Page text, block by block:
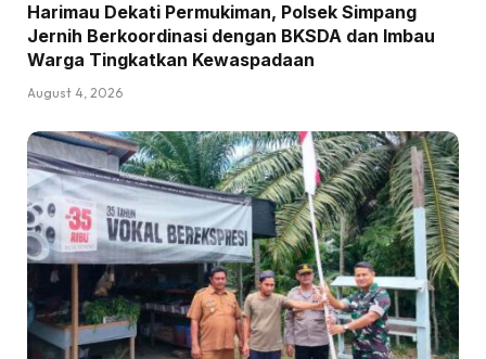
Harimau Dekati Permukiman, Polsek Simpang
Jernih Berkoordinasi dengan BKSDA dan Imbau
Warga Tingkatkan Kewaspadaan
August 4, 2026